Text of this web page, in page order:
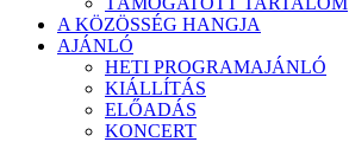
A KÖZÖSSÉG HANGJA
AJÁNLÓ
HETI PROGRAMAJÁNLÓ
KIÁLLÍTÁS
ELŐADÁS
KONCERT